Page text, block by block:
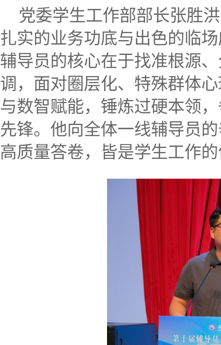
党委学生工作部部长张胜
扎实的业务功底与出色的临
辅导员的核心在于找准根源
调，面对圈层化、特殊群体
与数智赋能，锤炼过硬本领
先锋。他向全体一线辅导员
高质量答卷，皆是学生工作